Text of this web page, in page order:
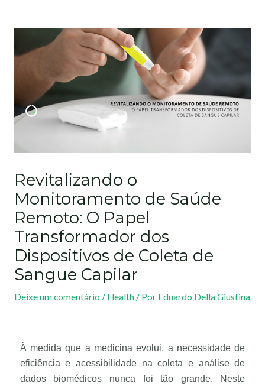
Revitalizando o
Monitoramento de Saúde
Remoto: O Papel
Transformador dos
Dispositivos de Coleta de
Sangue Capilar
Deixe um comentário / Health/ Por Eduardo Della Giustina
À medida que a medicina evolui, a necessidade de
eficiência e acessibilidade na coleta e análise de
dados biomédicos nunca foi tão grande. Neste